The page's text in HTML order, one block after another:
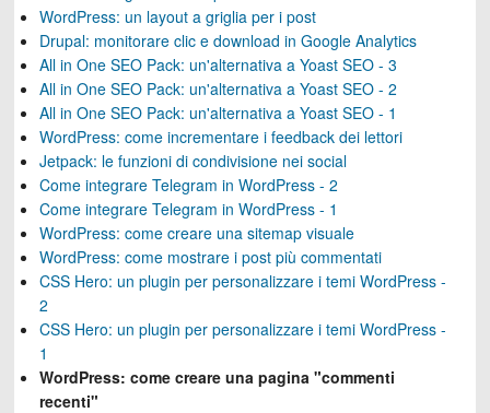
WordPress: un layout a griglia per i post
Drupal: monitorare clic e download in Google Analytics
All in One SEO Pack: un'alternativa a Yoast SEO - 3
All in One SEO Pack: un'alternativa a Yoast SEO - 2
All in One SEO Pack: un'alternativa a Yoast SEO - 1
WordPress: come incrementare i feedback dei lettori
Jetpack: le funzioni di condivisione nei social
Come integrare Telegram in WordPress - 2
Come integrare Telegram in WordPress - 1
WordPress: come creare una sitemap visuale
WordPress: come mostrare i post più commentati
CSS Hero: un plugin per personalizzare i temi WordPress -
2
CSS Hero: un plugin per personalizzare i temi WordPress -
1
WordPress: come creare una pagina "commenti
recenti"